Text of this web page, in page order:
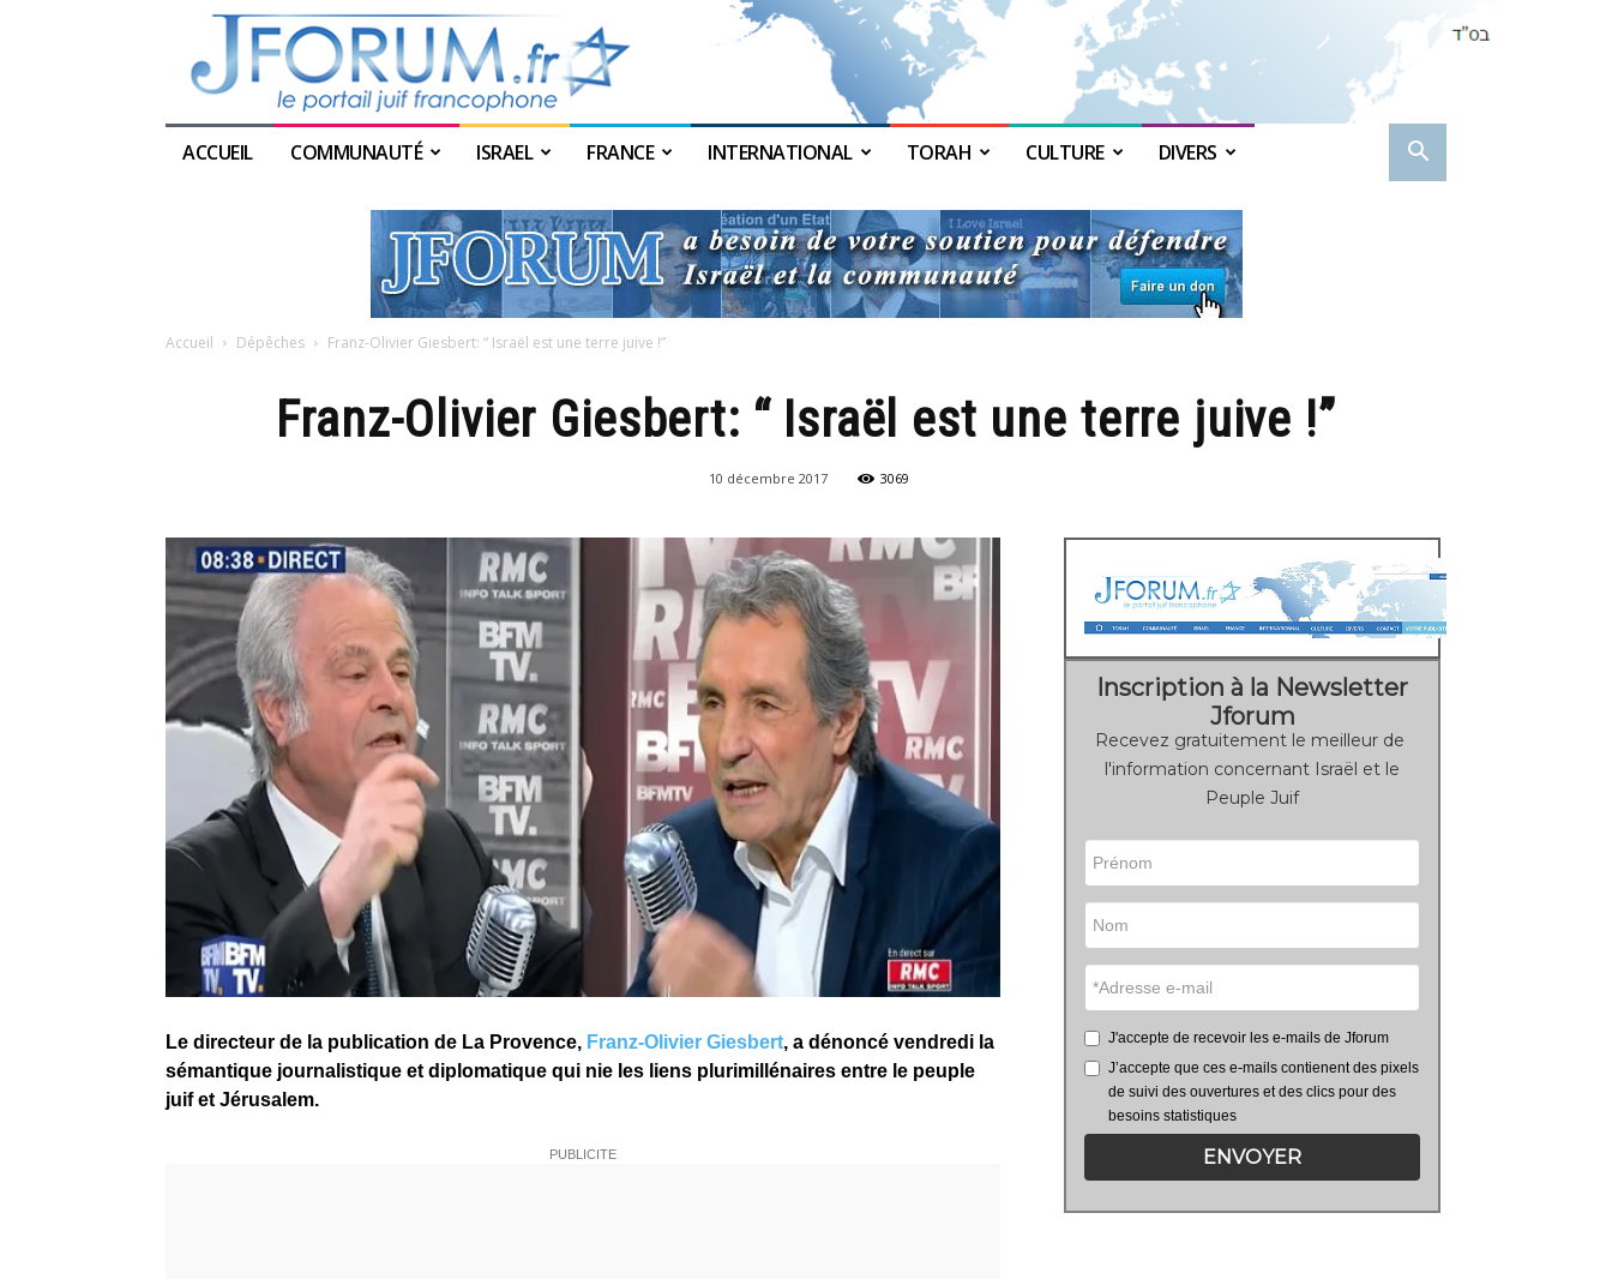
ACCUEIL COMMUNAUTÉ ISRAEL FRANCE INTERNATIONAL TORAH CULTURE DIVERS
Accueil Dépêches Franz-Olivier Giesbert: “ Israël est une terre juive !”
Franz-Olivier Giesbert: “ Israël est une terre juive !”
10 décembre 2017 3069
Le directeur de la publication de La Provence, Franz-Olivier Giesbert, a dénoncé vendredi la
sémantique journalistique et diplomatique qui nie les liens plurimillénaires entre le peuple
juif et Jérusalem.
Inscription à la Newsletter
Jforum
Recevez gratuitement le meilleur de
l'information concernant Israël et le
Peuple Juif
J'accepte de recevoir les e-mails de Jforum
J’accepte que ces e-mails contienent des pixels
de suivi des ouvertures et des clics pour des
besoins statistiques
ENVOYER